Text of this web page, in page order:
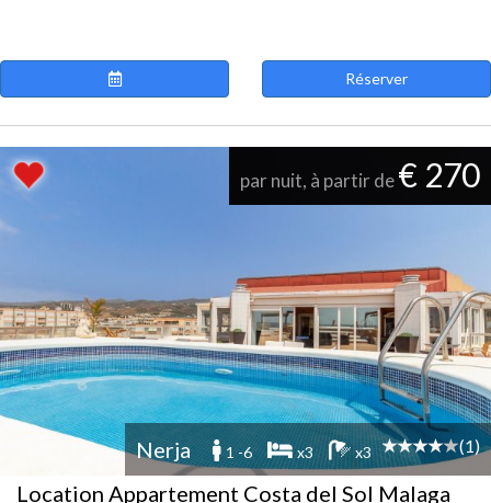
Réserver
par nuit, à partir de€ 270
Nerja 1 -6 x3 x3 (1)
Location Appartement Costa del Sol Malaga